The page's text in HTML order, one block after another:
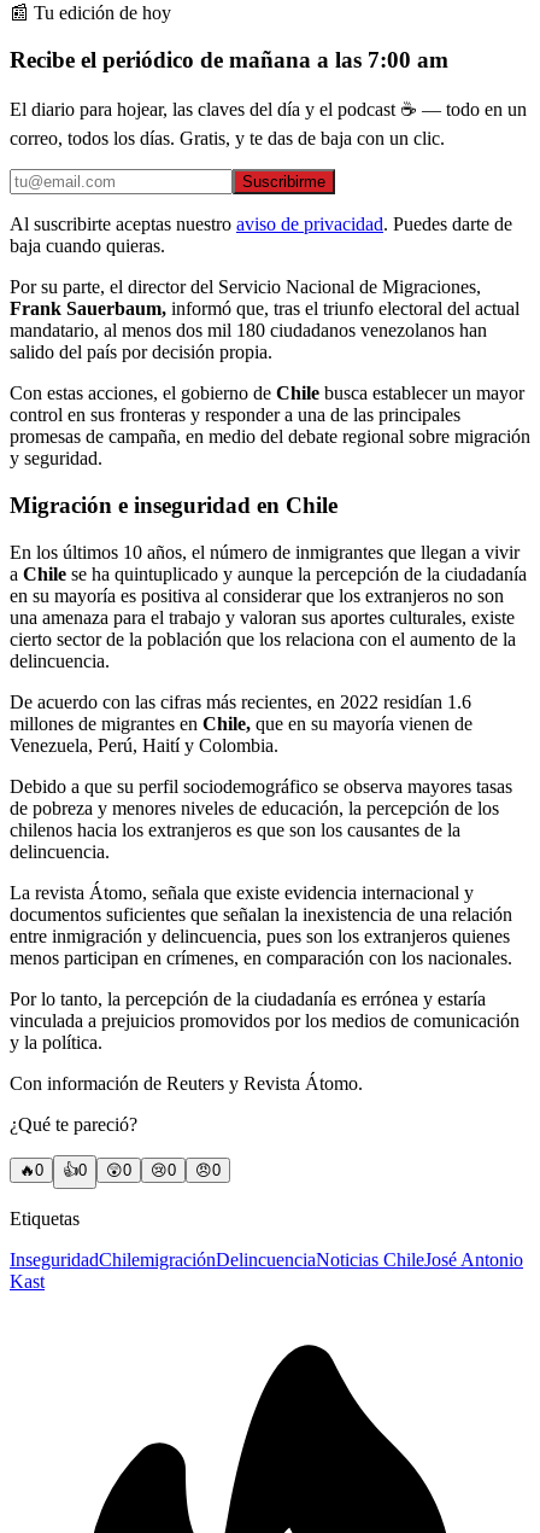
📰 Tu edición de hoy
Recibe el periódico de mañana a las 7:00 am
El diario para hojear, las claves del día y el podcast ☕ — todo en un
correo, todos los días. Gratis, y te das de baja con un clic.
Suscribirme
Al suscribirte aceptas nuestro aviso de privacidad. Puedes darte de
baja cuando quieras.
Por su parte, el director del Servicio Nacional de Migraciones,
Frank Sauerbaum, informó que, tras el triunfo electoral del actual
mandatario, al menos dos mil 180 ciudadanos venezolanos han
salido del país por decisión propia.
Con estas acciones, el gobierno de Chile busca establecer un mayor
control en sus fronteras y responder a una de las principales
promesas de campaña, en medio del debate regional sobre migración
y seguridad.
Migración e inseguridad en Chile
En los últimos 10 años, el número de inmigrantes que llegan a vivir
a Chile se ha quintuplicado y aunque la percepción de la ciudadanía
en su mayoría es positiva al considerar que los extranjeros no son
una amenaza para el trabajo y valoran sus aportes culturales, existe
cierto sector de la población que los relaciona con el aumento de la
delincuencia.
De acuerdo con las cifras más recientes, en 2022 residían 1.6
millones de migrantes en Chile, que en su mayoría vienen de
Venezuela, Perú, Haití y Colombia.
Debido a que su perfil sociodemográfico se observa mayores tasas
de pobreza y menores niveles de educación, la percepción de los
chilenos hacia los extranjeros es que son los causantes de la
delincuencia.
La revista Átomo, señala que existe evidencia internacional y
documentos suficientes que señalan la inexistencia de una relación
entre inmigración y delincuencia, pues son los extranjeros quienes
menos participan en crímenes, en comparación con los nacionales.
Por lo tanto, la percepción de la ciudadanía es errónea y estaría
vinculada a prejuicios promovidos por los medios de comunicación
y la política.
Con información de Reuters y Revista Átomo.
¿Qué te pareció?
🔥0 👍0 😲0 😢0 😠0
Etiquetas
InseguridadChilemigraciónDelincuenciaNoticias ChileJosé Antonio
Kast